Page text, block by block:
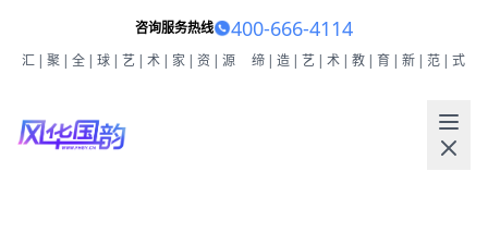
咨询服务热线 400-666-4114
汇|聚|全|球|艺|术|家|资|源 缔|造|艺|术|教|育|新|范|式